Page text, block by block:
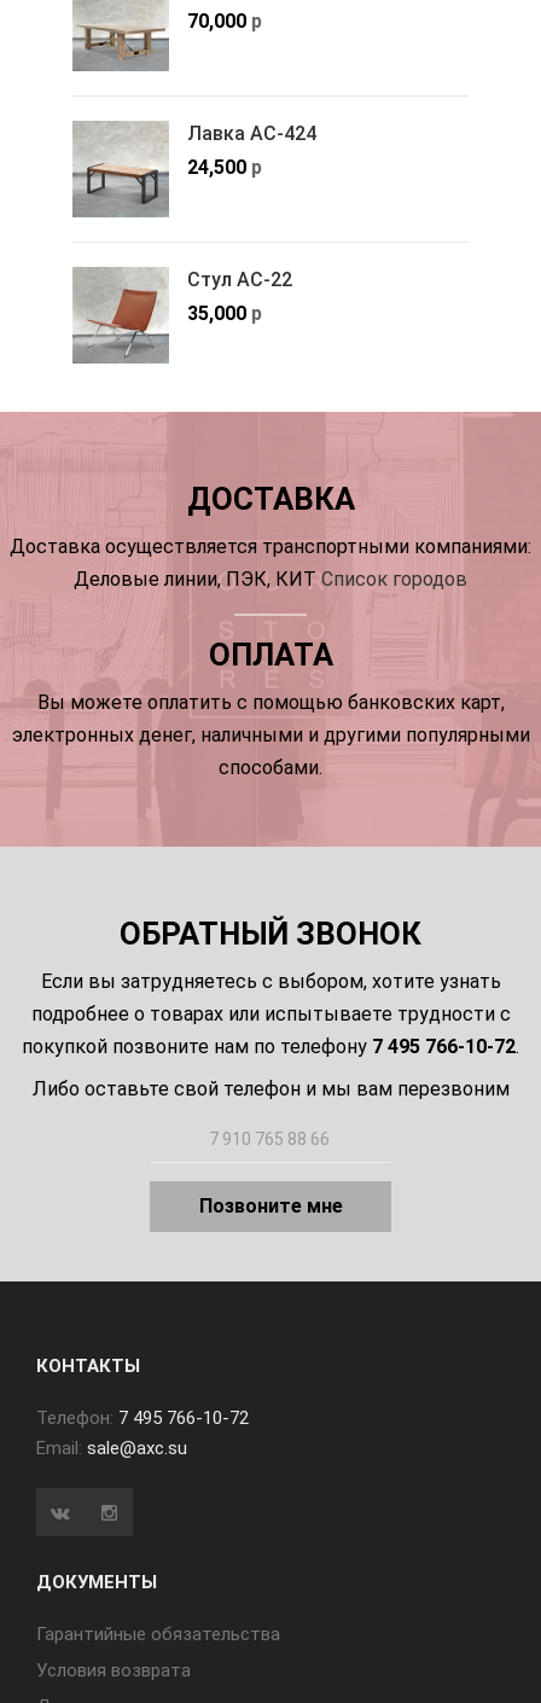
70,000 р
Лавка АС-424
24,500 р
Стул АС-22
35,000 р
ДОСТАВКА
Доставка осуществляется транспортными компаниями:
Деловые линии, ПЭК, КИТ Список городов
ОПЛАТА
Вы можете оплатить с помощью банковских карт,
электронных денег, наличными и другими популярными
способами.
ОБРАТНЫЙ ЗВОНОК
Если вы затрудняетесь с выбором, хотите узнать
подробнее о товарах или испытываете трудности с
покупкой позвоните нам по телефону 7 495 766-10-72.
Либо оставьте свой телефон и мы вам перезвоним
Позвоните мне
КОНТАКТЫ
Телефон: 7 495 766-10-72
Email: sale@axc.su
ДОКУМЕНТЫ
Гарантийные обязательства
Условия возврата